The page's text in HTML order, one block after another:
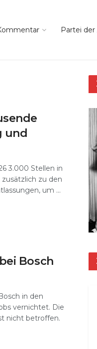
Partei
und
3.000 Stellen in
zu den
um ...
Bosch
in den
vernichtet. Die
nicht betroffen.